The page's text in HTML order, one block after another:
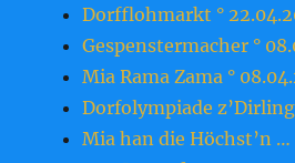
Dorfflohmarkt °
Gespenstermacher °
Mia Rama Zama °
Dorfolympiade z’Dirling
Mia han die Höchst’n …